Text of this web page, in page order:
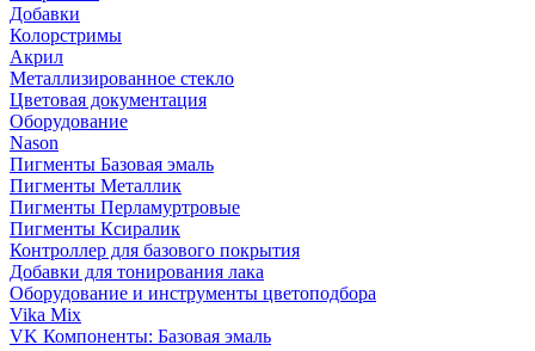
Добавки
Колорстримы
Акрил
Металлизированное стекло
Цветовая документация
Оборудование
Nason
Пигменты Базовая эмаль
Пигменты Металлик
Пигменты Перламуртровые
Пигменты Ксиралик
Контроллер для базового покрытия
Добавки для тонирования лака
Оборудование и инструменты цветоподбора
Vika Mix
VK Компоненты: Базовая эмаль